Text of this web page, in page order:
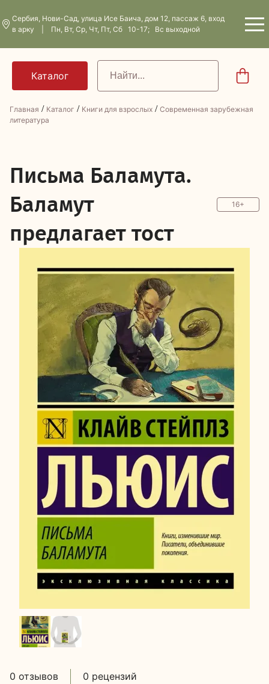
Сербия, Нови-Сад, улица Исе Баича, дом 12, пассаж 6, вход
в арку | Пн, Вт, Ср, Чт, Пт, Сб 10-17; Вс выходной
Главная / Каталог / Книги для взрослых / Современная зарубежная
литература
Письма Баламута.
Баламут
предлагает тост
16+
0 отзывов 0 рецензий